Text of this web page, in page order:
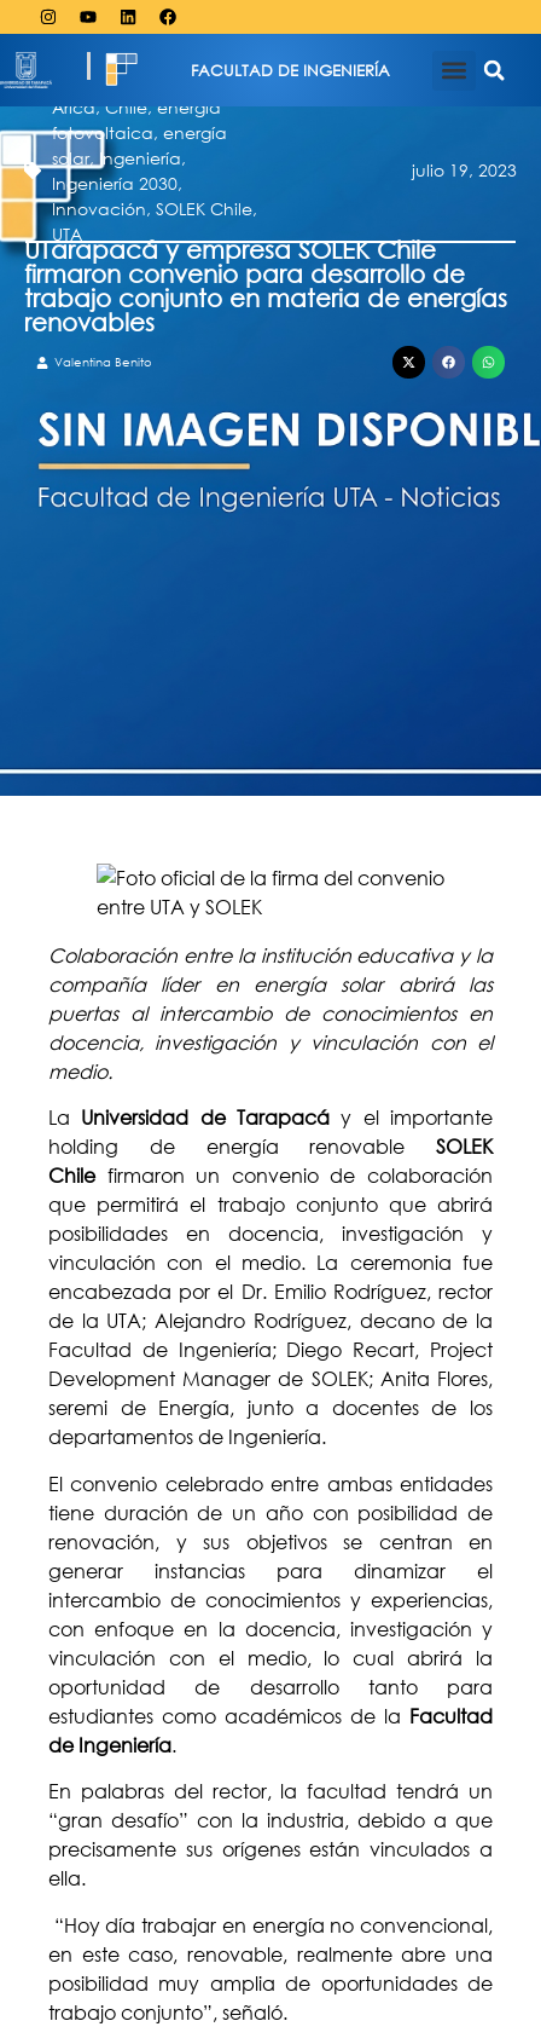
FACULTAD DE INGENIERÍA
Arica, Chile, energía
fotovoltaica, energía
solar, Ingeniería,
Ingeniería 2030,
Innovación, SOLEK Chile,
UTA
julio 19, 2023
UTarapacá y empresa SOLEK Chile
firmaron convenio para desarrollo de
trabajo conjunto en materia de energías
renovables
Valentina Benito
Colaboración entre la institución educativa y la
compañía líder en energía solar abrirá las
puertas al intercambio de conocimientos en
docencia, investigación y vinculación con el
medio.
La Universidad de Tarapacáy el importante
holding de energía renovable SOLEK
Chilefirmaron un convenio de colaboración
que permitirá el trabajo conjunto que abrirá
posibilidades en docencia, investigación y
vinculación con el medio. La ceremonia fue
encabezada por el Dr. Emilio Rodríguez, rector
de la UTA; Alejandro Rodríguez, decano de la
Facultad de Ingeniería; Diego Recart, Project
Development Manager de SOLEK; Anita Flores,
seremi de Energía, junto a docentes de los
departamentos de Ingeniería.
El convenio celebrado entre ambas entidades
tiene duración de un año con posibilidad de
renovación, y sus objetivos se centran en
generar instancias para dinamizar el
intercambio de conocimientos y experiencias,
con enfoque en la docencia, investigación y
vinculación con el medio, lo cual abrirá la
oportunidad de desarrollo tanto para
estudiantes como académicos de la Facultad
de Ingeniería.
En palabras del rector, la facultad tendrá un
“gran desafío” con la industria, debido a que
precisamente sus orígenes están vinculados a
ella.
“Hoy día trabajar en energía no convencional,
en este caso, renovable, realmente abre una
posibilidad muy amplia de oportunidades de
trabajo conjunto”, señaló.